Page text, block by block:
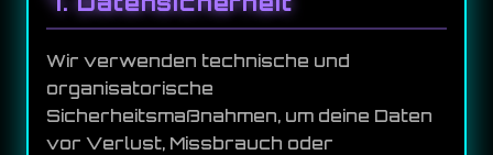
Wir verwenden technische und
organisatorische
Sicherheitsmaßnahmen, um deine Daten
vor Verlust, Missbrauch oder